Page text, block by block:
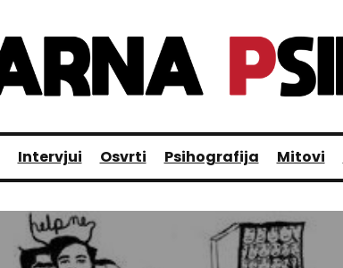
Intervjui Osvrti Psihografija Mitovi